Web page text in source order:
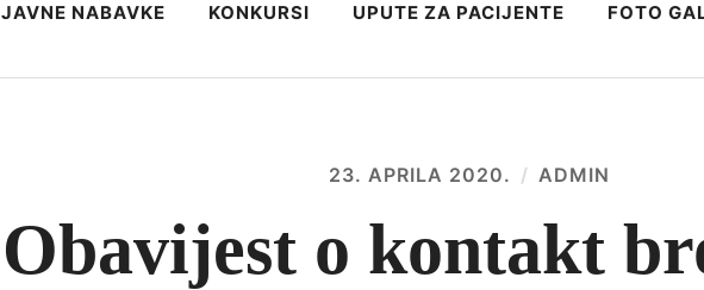
JAVNE NABAVKE KONKURSI UPUTE ZA PACIJENTE FOTO
23. APRILA 2020. ADMIN
Obavijest o kontakt